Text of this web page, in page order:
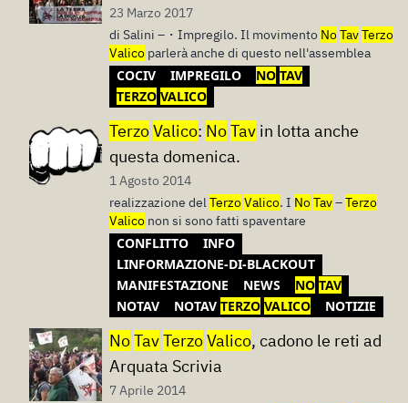
23 Marzo 2017
di Salini –・Impregilo. Il movimento NoTavTerzo
Valico parlerà anche di questo nell'assemblea
COCIV IMPREGILO NO TAV
TERZO VALICO
TerzoValico: NoTav in lotta anche
questa domenica.
1 Agosto 2014
realizzazione delTerzoValico. I NoTav–Terzo
Valico non si sono fatti spaventare
CONFLITTO
INFO
LINFORMAZIONE-DI-BLACKOUT
MANIFESTAZIONE
NEWS NO TAV
NOTAV
NOTAV TERZO VALICO NOTIZIE
NoTavTerzoValico, cadono le reti ad
Arquata Scrivia
7 Aprile 2014